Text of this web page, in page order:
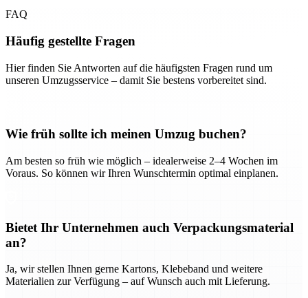
FAQ
Häufig gestellte Fragen
Hier finden Sie Antworten auf die häufigsten Fragen rund um
unseren Umzugsservice – damit Sie bestens vorbereitet sind.
Wie früh sollte ich meinen Umzug buchen?
Am besten so früh wie möglich – idealerweise 2–4 Wochen im
Voraus. So können wir Ihren Wunschtermin optimal einplanen.
Bietet Ihr Unternehmen auch Verpackungsmaterial
an?
Ja, wir stellen Ihnen gerne Kartons, Klebeband und weitere
Materialien zur Verfügung – auf Wunsch auch mit Lieferung.